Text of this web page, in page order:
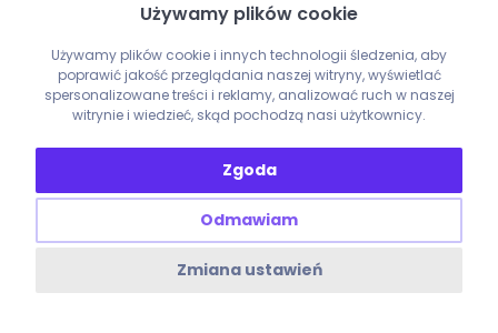
Używamy plików cookie
Używamy plików cookie i innych technologii śledzenia, aby
poprawić jakość przeglądania naszej witryny, wyświetlać
spersonalizowane treści i reklamy, analizować ruch w naszej
witrynie i wiedzieć, skąd pochodzą nasi użytkownicy.
Zgoda
Odmawiam
Zmiana ustawień
Pozycjonowanie AI Przedecz
Pozycjonowanie AI Puszczykowo
Pozycjonowanie AI Pyzdry
Pozycjonowanie AI Rakoniewice
Pozycjonowanie AI Raszków